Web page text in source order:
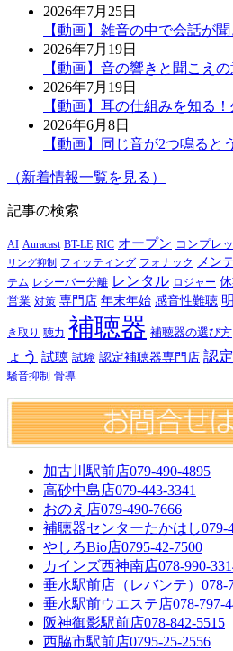
2026年7月25日
【動画】雑音の中で会話が
2026年7月19日
【動画】音の響きと聞こえ
2026年7月19日
【動画】耳の仕組みを知る
2026年6月8日
【動画】同じ音が2つ鳴ると
（新着情報一覧を見る）
記事の検索
AI Auracast BT-LE RIC オープン コンプレ
リング抑制
フィッティング フォナック メン
テム レシーバー分離 レンタル ロジャー
営業 対策 専門店 年末年始 感音性難聴
き取り 聴力 補聴器 補聴器の選び方
ょう 試聴 試験 認定補聴器専門店 認
騒音抑制 骨導
加古川駅前店079-490-4895
高砂中島店079-443-3341
おのえ店079-490-7666
補聴器センターたかはし079-
やしろBio店0795-42-7500
カインズ西神南店078-990-
垂水駅前店（レバンテ） 078-
垂水駅前ウエステ店078-797-
阪神御影駅前店078-842-5515
西脇市駅前店0795-25-2556